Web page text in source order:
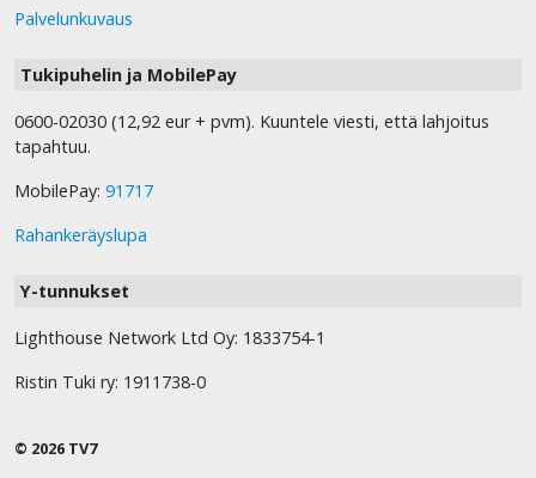
Palvelunkuvaus
Tukipuhelin ja MobilePay
0600-02030 (12,92 eur + pvm). Kuuntele viesti, että lahjoitus
tapahtuu.
MobilePay: 91717
Rahankeräyslupa
Y-tunnukset
Lighthouse Network Ltd Oy: 1833754-1
Ristin Tuki ry: 1911738-0
© 2026 TV7